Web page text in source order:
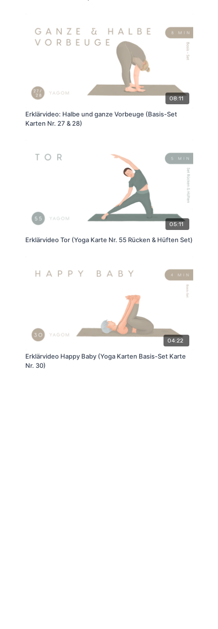
08:11
Erklärvideo: Halbe und ganze Vorbeuge (Basis-Set
Karten Nr. 27 & 28)
05:11
Erklärvideo Tor (Yoga Karte Nr. 55 Rücken & Hüften Set)
04:22
Erklärvideo Happy Baby (Yoga Karten Basis-Set Karte
Nr. 30)